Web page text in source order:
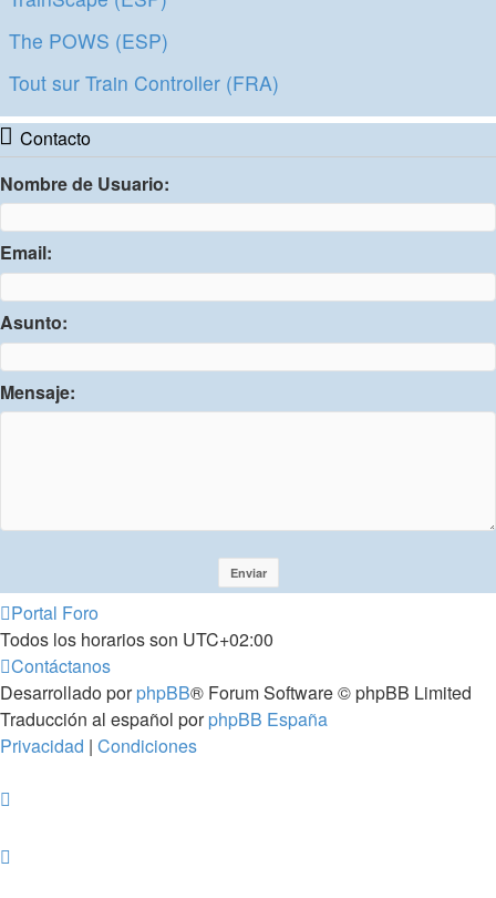
The POWS (ESP)
Tout sur Train Controller (FRA)
Contacto
Nombre de Usuario:
Email:
Asunto:
Mensaje:
Portal Foro
Todos los horarios son UTC+02:00
Contáctanos
Desarrollado porphpBB® Forum Software © phpBB Limited
Traducción al español porphpBB España
Privacidad | Condiciones